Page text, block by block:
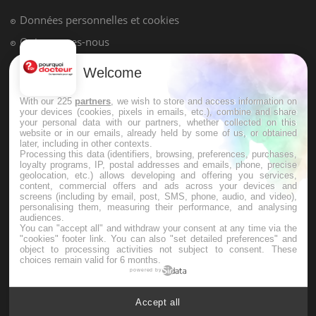
pression artérielle chute au lever
Drépanocytose : une déformation des
globules rouges aux conséquences
Maladie de Charcot (Sclérose latérale
amyotrophique)
Welcome
With our 225 partners , we wish to store and access information on
your devices (cookies, pixels in emails, etc.), combine and share
your personal data with our partners, whether collected on this
website or in our emails, already held by some of us, or obtained
later, including in other contexts.
Processing this data (identifiers, browsing, preferences, purchases,
loyalty programs, IP, postal addresses and emails, phone, precise
geolocation, etc.) allows developing and offering you services,
content, commercial offers and ads across your devices and
screens (including by email, post, SMS, phone, audio, and video),
personalising them, measuring their performance, and analysing
audiences.
You can "accept all" and withdraw your consent at any time via the
"cookies" footer link . You can also "set detailed preferences" and
object to processing activities not subject to consent. These
choices remain valid for 6 months.
powered by
Accept all